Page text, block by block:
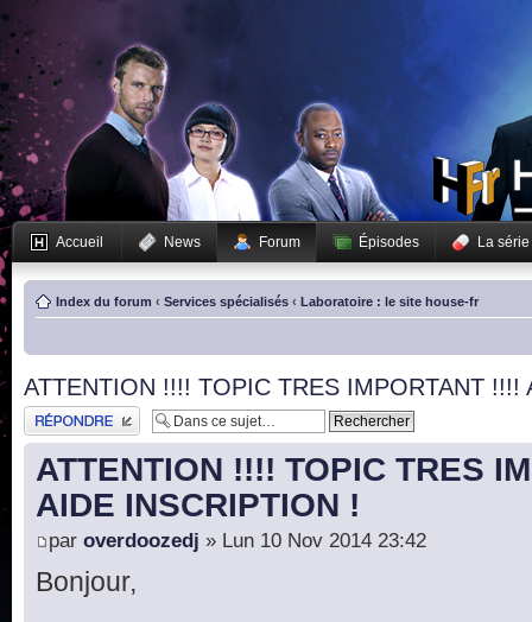
Accueil News Forum Épisodes La série
Index du forum ‹ Services spécialisés ‹ Laboratoire : le site house-fr
ATTENTION !!!! TOPIC TRES IMPORTANT !!!!
Publier une réponse
ATTENTION !!!! TOPIC TRES
AIDE INSCRIPTION !
par overdoozedj » Lun 10 Nov 2014 23:42
Bonjour,